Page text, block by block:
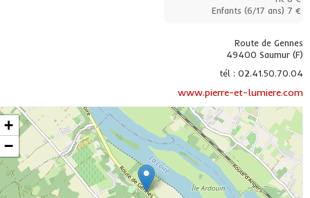
Enfants (6/17 ans) 7 €
Route de Gennes
49400 Saumur (F)
tél : 02.41.50.70.04
www.pierre-et-lumiere.com
+
−